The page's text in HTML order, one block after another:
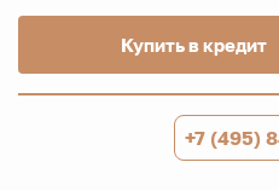
Купить в кредит
+7 (495)